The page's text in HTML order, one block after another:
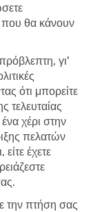
που θα κάνουν
γι'
ότι μπορείτε
τελευταίας
χέρι στην
πελατών
έχετε
την πτήση σας